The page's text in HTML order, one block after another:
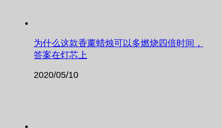
为什么这款香薰蜡烛可以多燃烧四倍时间，
答案在灯芯上
2020/05/10